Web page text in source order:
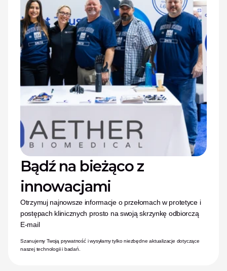
Bądź na bieżąco z
innowacjami
Otrzymuj najnowsze informacje o przełomach w protetyce i
postępach klinicznych prosto na swoją skrzynkę odbiorczą
E-mail
Szanujemy Twoją prywatność i wysyłamy tylko niezbędne aktualizacje dotyczące
naszej technologii i badań.